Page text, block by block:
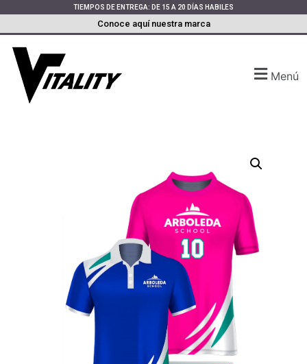
TIEMPOS DE ENTREGA: DE 15 A 20 DÍAS HABILES
Conoce aquí nuestra marca
Menú